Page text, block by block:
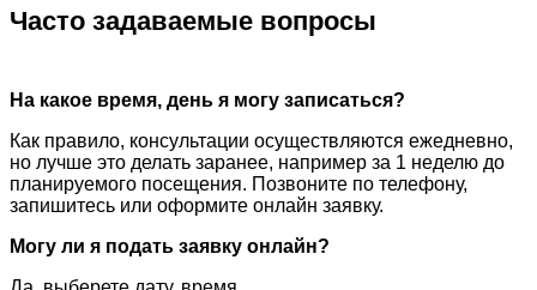
Часто задаваемые вопросы
На какое время, день я могу записаться?
Как правило, консультации осуществляются ежедневно,
но лучше это делать заранее, например за 1 неделю до
планируемого посещения. Позвоните по телефону,
запишитесь или оформите онлайн заявку.
Могу ли я подать заявку онлайн?